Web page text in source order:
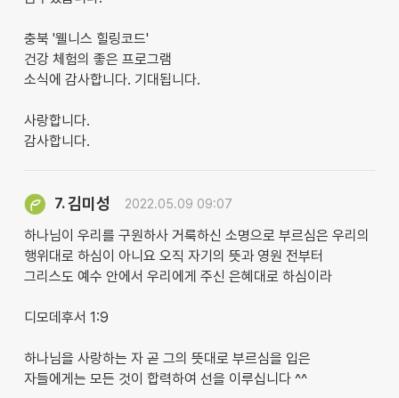
충북 '웰니스 힐링코드'
건강 체험의 좋은 프로그램
소식에 감사합니다. 기대됩니다.
사랑합니다.
감사합니다.
7.김미성 2022.05.09 09:07
하나님이 우리를 구원하사 거룩하신 소명으로 부르심은 우리의
행위대로 하심이 아니요 오직 자기의 뜻과 영원 전부터
그리스도 예수 안에서 우리에게 주신 은혜대로 하심이라
디모데후서 1:9
하나님을 사랑하는 자 곧 그의 뜻대로 부르심을 입은
자들에게는 모든 것이 합력하여 선을 이루십니다 ^^